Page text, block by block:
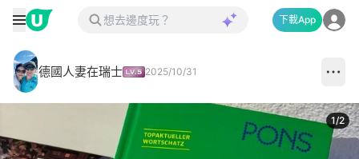
下載App
德國人妻在瑞士 2025/10/31
1/2